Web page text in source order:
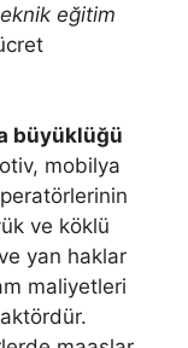
eğitim
büyüklüğü
mobilya
ve köklü
yan haklar
maliyetleri